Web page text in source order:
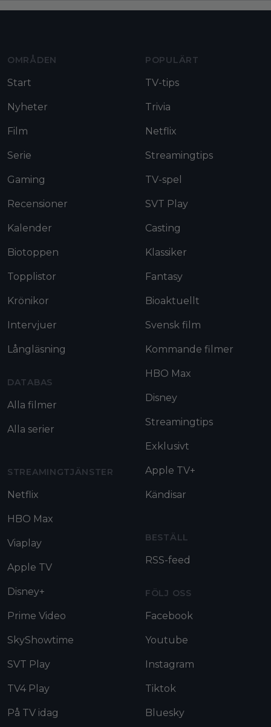
OMRÅDEN
Start
Nyheter
Film
Serie
Gaming
Recensioner
Kalender
Biotoppen
Topplistor
Krönikor
Intervjuer
Långläsning
DATABAS
Alla filmer
Alla serier
STREAMINGTJÄNSTER
Netflix
HBO Max
Viaplay
Apple TV
Disney+
Prime Video
SkyShowtime
SVT Play
TV4 Play
På TV idag
POPULÄRT
TV-tips
Trivia
Netflix
Streamingtips
TV-spel
SVT Play
Casting
Klassiker
Fantasy
Bioaktuellt
Svensk film
Kommande filmer
HBO Max
Disney
Streamingtips
Exklusivt
Apple TV+
Kändisar
BESTÄLL
RSS-feed
FÖLJ OSS
Facebook
Youtube
Instagram
Tiktok
Bluesky